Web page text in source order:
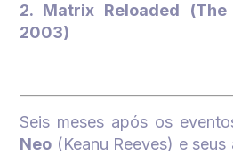
2. Matrix Reloaded (The
2003)
Seis meses após os
Neo (Keanu Reeves) e